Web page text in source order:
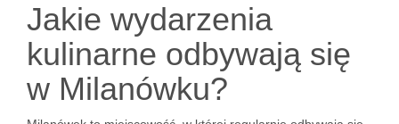
Jakie wydarzenia
kulinarne odbywają się
w Milanówku?